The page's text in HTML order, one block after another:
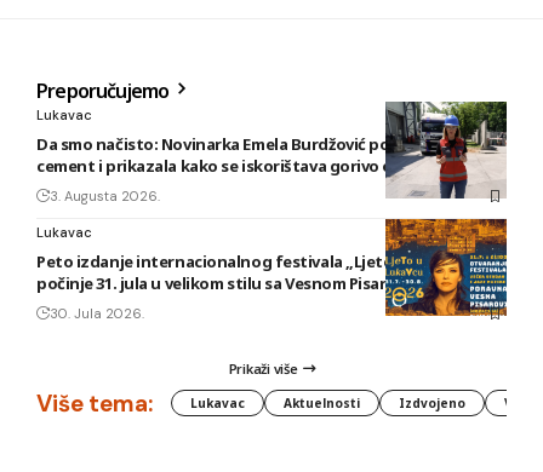
Preporučujemo
Lukavac
Da smo načisto: Novinarka Emela Burdžović posjetila Lukavac
cement i prikazala kako se iskorištava gorivo od otpada
3. Augusta 2026.
Lukavac
Peto izdanje internacionalnog festivala „Ljeto u Lukavcu“
počinje 31. jula u velikom stilu sa Vesnom Pisarović
30. Jula 2026.
Prikaži više
Više tema: Lukavac Aktuelnosti Izdvojeno